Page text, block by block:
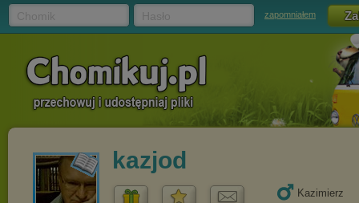
zapomniałem
kazjod
Kazimierz